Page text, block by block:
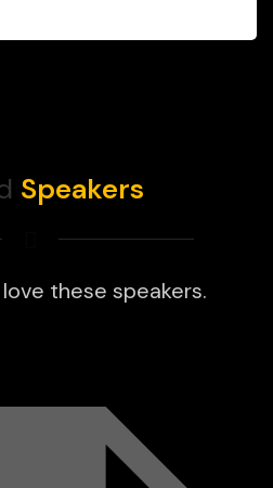
Speakers
these speakers.